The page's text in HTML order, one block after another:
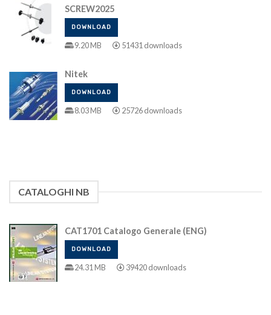
SCREW2025
DOWNLOAD
9.20 MB 51431 downloads
Nitek
DOWNLOAD
8.03 MB 25726 downloads
CATALOGHI NB
CAT1701 Catalogo Generale (ENG)
DOWNLOAD
24.31 MB 39420 downloads